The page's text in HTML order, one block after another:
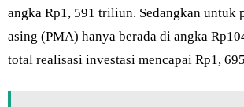
angka Rp1, 591 triliun. Sedangkan untuk
asing (PMA) hanya berada di angka
total realisasi investasi mencapai Rp1,